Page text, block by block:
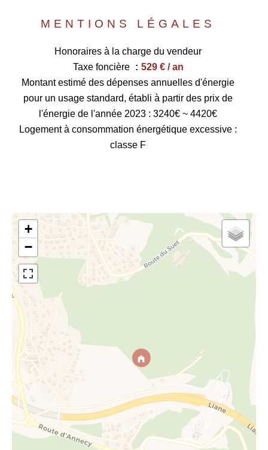
MENTIONS LÉGALES
Honoraires à la charge du vendeur
Taxe foncière
529 € / an
Montant estimé des dépenses annuelles d'énergie
pour un usage standard, établi à partir des prix de
l'énergie de l'année 2023 : 3240€ ~ 4420€
Logement à consommation énergétique excessive :
classe F
+
−